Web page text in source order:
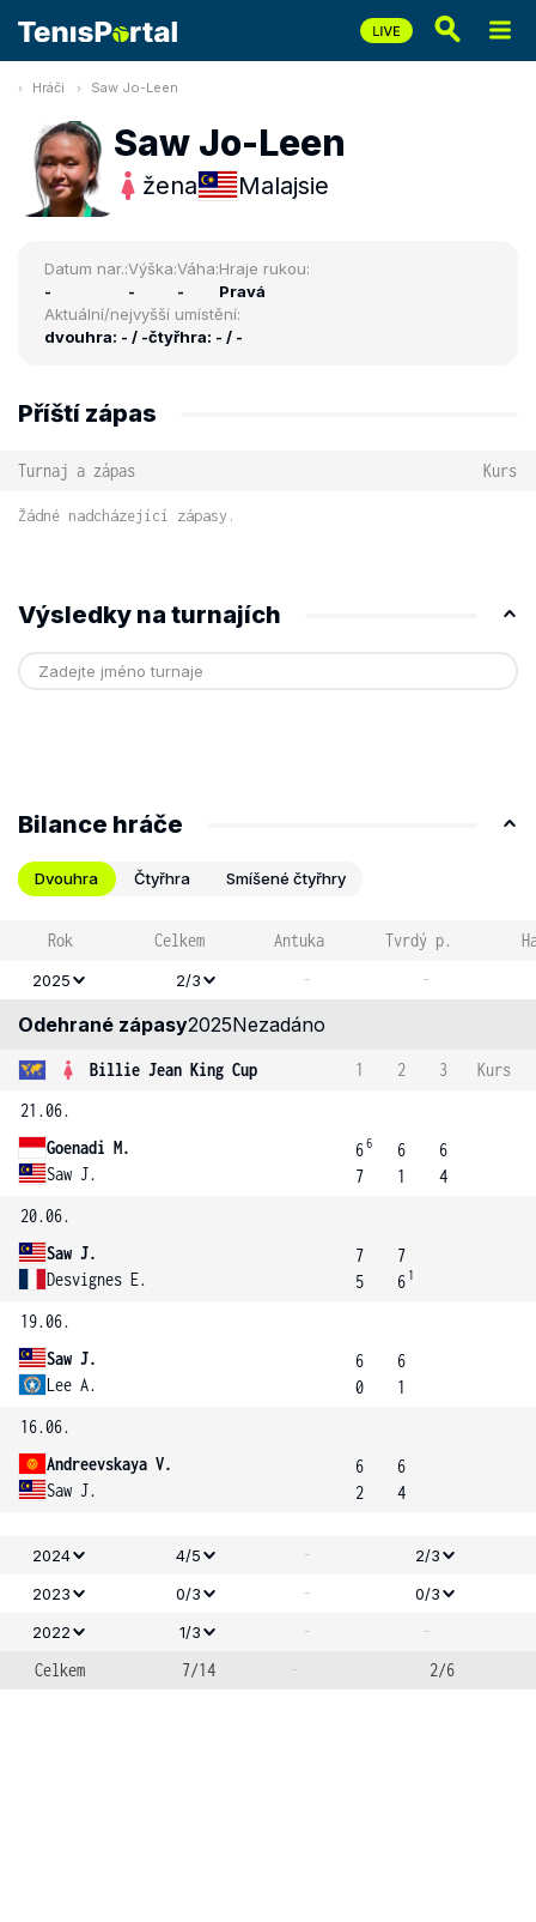
Hráči Saw Jo-Leen
Saw Jo-Leen
žena Malajsie
Datum nar.:
-
Výška:
-
Váha:
-
Hraje rukou:
Pravá
Aktuální/nejvyšší umístění:
dvouhra: - / -čtyřhra: - / -
Příští zápas
Turnaj a zápas Kurs
Žádné nadcházející zápasy.
Výsledky na turnajích
Bilance hráče
Dvouhra Čtyřhra Smíšené čtyřhry
Rok Celkem Antuka Tvrdý p.
2025 2/3 - -
Odehrané zápasy2025Nezadáno
Billie Jean King Cup 1 2 3
Kurs
21.06.
Goenadi M.
Saw J.
66
7
6
1
6
4
20.06.
Saw J.
Desvignes E.
7
5
7
6 1
19.06.
Saw J.
Lee A.
6
0
6
1
16.06.
Andreevskaya V.
Saw J.
6
2
6
4
2024 4/5 -
2/3
2023
0/3 -
0/3
2022
1/3 -
-
Celkem
7/14 - 2/6